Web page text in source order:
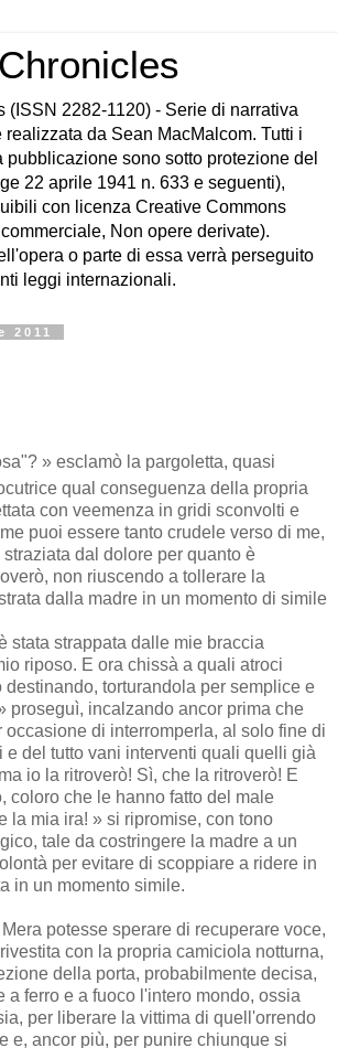
(ISSN 2282-1120) - Serie di narrativa
realizzata da Sean MacMalcom. Tutti i
pubblicazione sono sotto protezione del
22 aprile 1941 n. 633 e seguenti),
con licenza Creative Commons
Non opere derivate).
o parte di essa verrà perseguito
leggi internazionali.
2011
» esclamò la pargoletta, quasi
qual conseguenza della propria
con veemenza in gridi sconvolti e
puoi essere tanto crudele verso di me,
dal dolore per quanto è
non riuscendo a tollerare la
dalla madre in un momento di simile
stata strappata dalle mie braccia
riposo. E ora chissà a quali atroci
torturandola per semplice e
incalzando ancor prima che
occasione di interromperla, al solo fine di
e del tutto vani interventi quali quelli già
io la ritroverò! Sì, che la ritroverò! E
coloro che le hanno fatto del male
la mia ira! » si ripromise, con tono
tale da costringere la madre a un
per evitare di scoppiare a ridere in
in un momento simile.
potesse sperare di recuperare voce,
con la propria camiciola notturna,
della porta, probabilmente decisa,
a ferro e a fuoco l'intero mondo, ossia
per liberare la vittima di quell'orrendo
e, ancor più, per punire chiunque si